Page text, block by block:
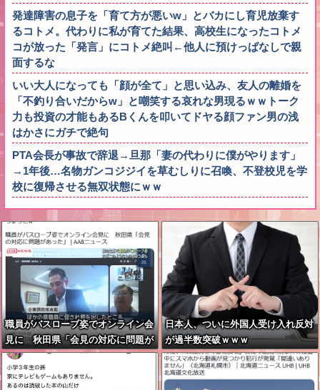
発達障害の息子を「育て方が悪いw」とバカにし育児放棄す
るコトメ。代わりに私が育てた結果、高校生になったコトメ
コが放った「発言」にコトメ絶叫←他人に預けっぱなしで親
面するな
いい大人になっても「顔が全て」と思い込み、友人の離婚を
「不釣り合いだからw」と嘲笑する哀れな男現るｗｗトーク
力も投資の才能もあるBくんを叩いてドヤる顔ファン男の浅
はかさにガチで絶句
PTA会長が事故で辞退→旦那「妻の代わりに僕がやります」
→1年後…名物ガンコジジイを草むしりに召喚、不登校児を学
校に復帰させる無双状態にｗｗ
職員がバスローブ姿でオンライン会
見に 秋田県「会見の対応に問題が
あった」
日本人、ついに外国人受け入れ反対
が過半数突破ｗｗｗ